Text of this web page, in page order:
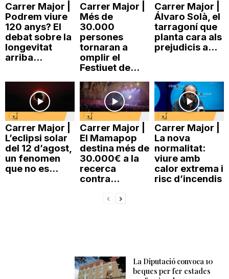
o
n
Carrer Major |
Podrem viure
120 anys? El
debat sobre la
longevitat
arriba...
Carrer Major |
Més de
30.000
persones
tornaran a
omplir el
Festiuet de...
Carrer Major |
Álvaro Solà, el
tarragoní que
planta cara als
prejudicis a...
Carrer Major |
L’eclipsi solar
del 12 d’agost,
un fenomen
que no es...
Carrer Major |
El Mamapop
destina més de
30.000€ a la
recerca
contra...
Carrer Major |
La nova
normalitat:
viure amb
calor extrema i
risc d’incendis